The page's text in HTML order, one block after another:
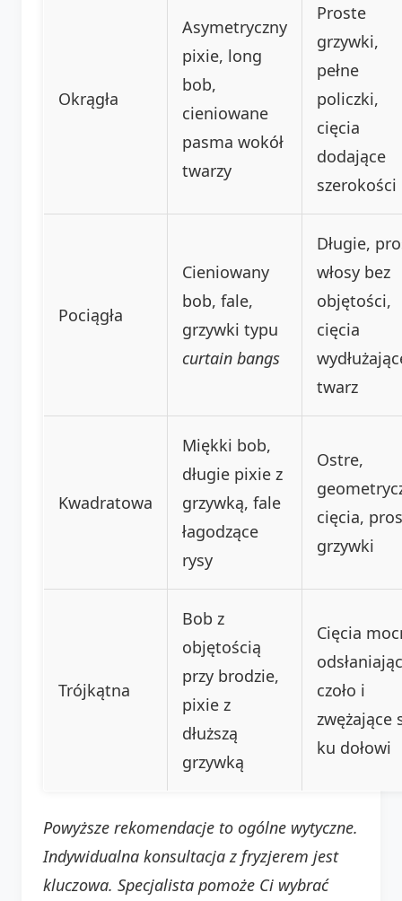
Okrągła
Asymetryczny
pixie, long
bob,
cieniowane
pasma wokół
twarzy
Proste
grzywki,
pełne
policzki,
cięcia
dodające
szerokości
Pociągła
Cieniowany
bob, fale,
grzywki typu
curtain bangs
Długie,
włosy bez
objętości,
cięcia
twarz
Kwadratowa
Miękki bob,
długie pixie z
grzywką, fale
łagodzące
rysy
Ostre,
cięcia,
grzywki
Trójkątna
Bob z
objętością
przy brodzie,
pixie z
dłuższą
grzywką
Cięcia
czoło i
zwężające
ku dołowi
Powyższe rekomendacje to ogólne wytyczne.
Indywidualna konsultacja z fryzjerem jest
kluczowa. Specjalista pomoże Ci wybrać